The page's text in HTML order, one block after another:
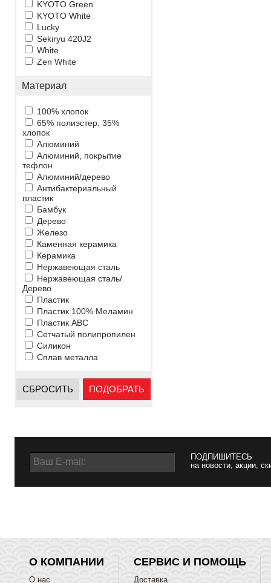
KYOTO Green
KYOTO White
Lucky
Sekiryu 420J2
White
Zen White
Материал
100% хлопок
65% полиэстер, 35%
хлопок
Алюминий
Алюминий, покрытие
тефлон
Алюминий/дерево
Антибактериальный
пластик
Бамбук
Дерево
Железо
Каменная керамика
Керамика
Нержавеющая сталь
Нержавеющая сталь/
Дерево
Пластик
Пластик 100% Меламин
Пластик ABC
Сетчатый полипропилен
Силикон
Сплав металла
СБРОСИТЬ ПОДОБРАТЬ
ПОДПИШИТЕСЬ
на новости, акции,
О КОМПАНИИ
О нас
СЕРВИС И ПОМОЩЬ
Доставка